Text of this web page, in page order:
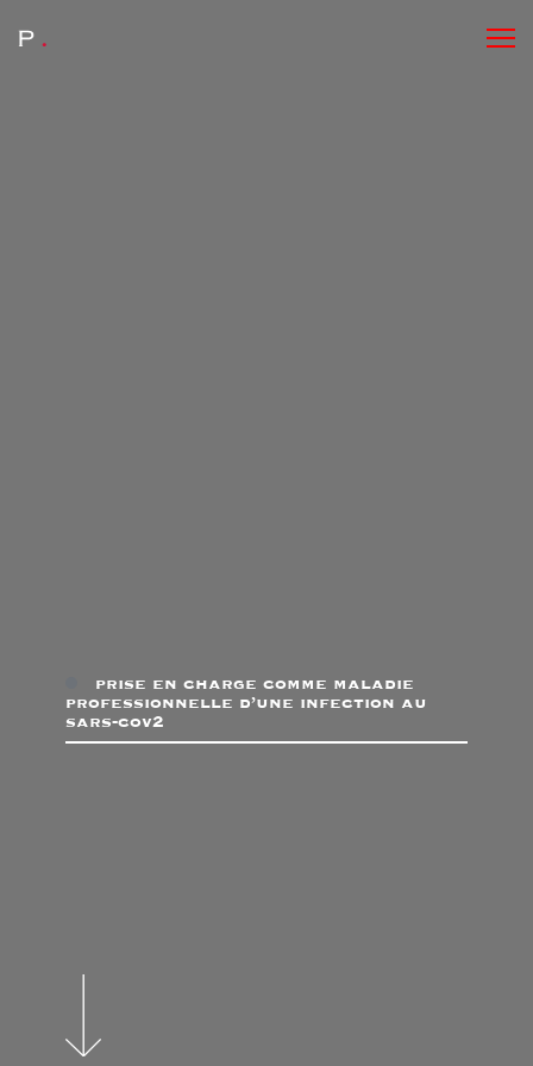
prise en charge comme maladie
professionnelle d’une infection au
sars-cov2